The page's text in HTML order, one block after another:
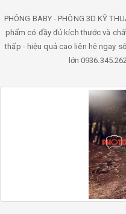
PHÔNG BABY - PHÔNG 3D KỸ
phẩm có đầy đủ kích thước và
thấp - hiệu quả cao liên hệ ngay
lớn